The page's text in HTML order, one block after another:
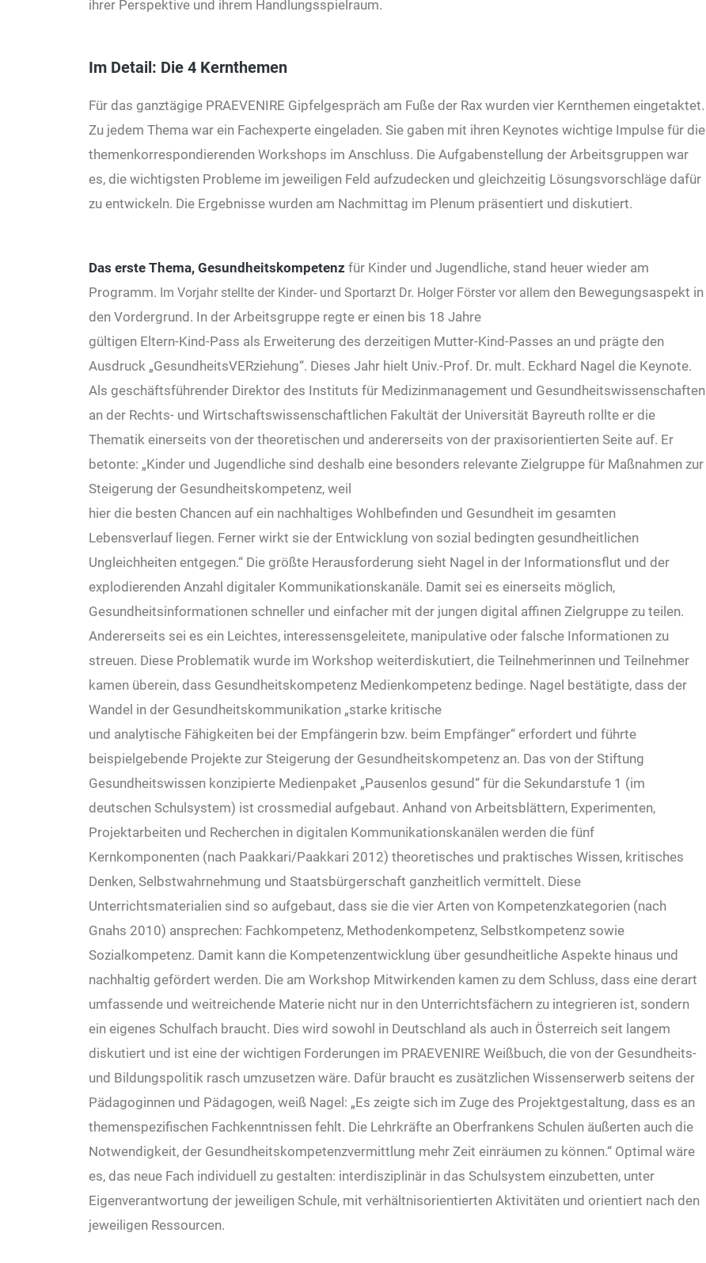
ihrer Perspektive und ihrem Handlungsspielraum.
Im Detail: Die 4 Kernthemen
Für das ganztägige PRAEVENIRE Gipfelgespräch am Fuße der Rax wurden vier Kernthemen eingetaktet.
Zu jedem Thema war ein Fachexperte eingeladen. Sie gaben mit ihren Keynotes wichtige Impulse für die
themenkorrespondierenden Workshops im Anschluss. Die Aufgabenstellung der Arbeitsgruppen war
es, die wichtigsten Probleme im jeweiligen Feld aufzudecken und gleichzeitig Lösungsvorschläge dafür
zu entwickeln. Die Ergebnisse wurden am Nachmittag im Plenum präsentiert und diskutiert.
Das erste Thema, Gesundheitskompetenz für Kinder und Jugendliche, stand heuer wieder am
Programm. Im Vorjahr stellte der Kinder- und Sportarzt Dr. Holger Förster vor allem den Bewegungsaspekt in
den Vordergrund. In der Arbeitsgruppe regte er einen bis 18 Jahre
gültigen Eltern-Kind-Pass als Erweiterung des derzeitigen Mutter-Kind-Passes an und prägte den
Ausdruck „GesundheitsVERziehung“. Dieses Jahr hielt Univ.-Prof. Dr. mult. Eckhard Nagel die Keynote.
Als geschäftsführender Direktor des Instituts für Medizinmanagement und Gesundheitswissenschaften
an der Rechts- und Wirtschaftswissenschaftlichen Fakultät der Universität Bayreuth rollte er die
Thematik einerseits von der theoretischen und andererseits von der praxisorientierten Seite auf. Er
betonte: „Kinder und Jugendliche sind deshalb eine besonders relevante Zielgruppe für Maßnahmen zur
Steigerung der Gesundheitskompetenz, weil
hier die besten Chancen auf ein nachhaltiges Wohlbefinden und Gesundheit im gesamten
Lebensverlauf liegen. Ferner wirkt sie der Entwicklung von sozial bedingten gesundheitlichen
Ungleichheiten entgegen.“ Die größte Herausforderung sieht Nagel in der Informationsflut und der
explodierenden Anzahl digitaler Kommunikationskanäle. Damit sei es einerseits möglich,
Gesundheitsinformationen schneller und einfacher mit der jungen digital affinen Zielgruppe zu teilen.
Andererseits sei es ein Leichtes, interessensgeleitete, manipulative oder falsche Informationen zu
streuen. Diese Problematik wurde im Workshop weiterdiskutiert, die Teilnehmerinnen und Teilnehmer
kamen überein, dass Gesundheitskompetenz Medienkompetenz bedinge. Nagel bestätigte, dass der
Wandel in der Gesundheitskommunikation „starke kritische
und analytische Fähigkeiten bei der Empfängerin bzw. beim Empfänger“ erfordert und führte
beispielgebende Projekte zur Steigerung der Gesundheitskompetenz an. Das von der Stiftung
Gesundheitswissen konzipierte Medienpaket „Pausenlos gesund“ für die Sekundarstufe 1 (im
deutschen Schulsystem) ist crossmedial aufgebaut. Anhand von Arbeitsblättern, Experimenten,
Projektarbeiten und Recherchen in digitalen Kommunikationskanälen werden die fünf
Kernkomponenten (nach Paakkari/Paakkari 2012) theoretisches und praktisches Wissen, kritisches
Denken, Selbstwahrnehmung und Staatsbürgerschaft ganzheitlich vermittelt. Diese
Unterrichtsmaterialien sind so aufgebaut, dass sie die vier Arten von Kompetenzkategorien (nach
Gnahs 2010) ansprechen: Fachkompetenz, Methodenkompetenz, Selbstkompetenz sowie
Sozialkompetenz. Damit kann die Kompetenzentwicklung über gesundheitliche Aspekte hinaus und
nachhaltig gefördert werden. Die am Workshop Mitwirkenden kamen zu dem Schluss, dass eine derart
umfassende und weitreichende Materie nicht nur in den Unterrichtsfächern zu integrieren ist, sondern
ein eigenes Schulfach braucht. Dies wird sowohl in Deutschland als auch in Österreich seit langem
diskutiert und ist eine der wichtigen Forderungen im PRAEVENIRE Weißbuch, die von der Gesundheits-
und Bildungspolitik rasch umzusetzen wäre. Dafür braucht es zusätzlichen Wissenserwerb seitens der
Pädagoginnen und Pädagogen, weiß Nagel: „Es zeigte sich im Zuge des Projektgestaltung, dass es an
themenspezifischen Fachkenntnissen fehlt. Die Lehrkräfte an Oberfrankens Schulen äußerten auch die
Notwendigkeit, der Gesundheitskompetenzvermittlung mehr Zeit einräumen zu können.“ Optimal wäre
es, das neue Fach individuell zu gestalten: interdisziplinär in das Schulsystem einzubetten, unter
Eigenverantwortung der jeweiligen Schule, mit verhältnisorientierten Aktivitäten und orientiert nach den
jeweiligen Ressourcen.